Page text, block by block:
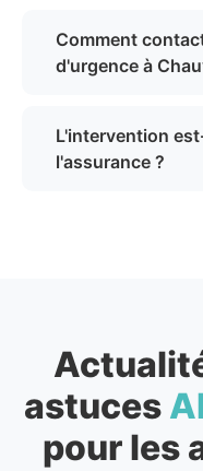
Comment
d'urgence à
L'intervention
l'assurance ?
astuces
pour les